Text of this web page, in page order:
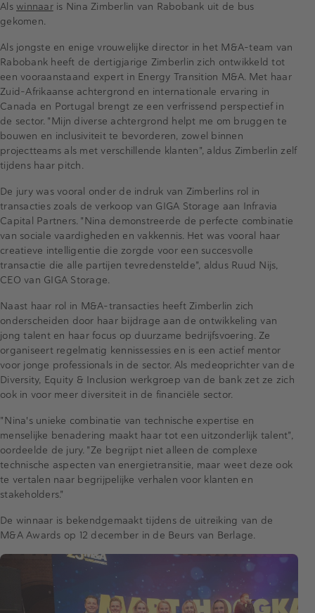
Als winnaaris Nina Zimberlin van Rabobank uit de bus
gekomen.
Als jongste en enige vrouwelijke director in het M&A-team van
Rabobank heeft de dertigjarige Zimberlin zich ontwikkeld tot
een vooraanstaand expert in Energy Transition M&A. Met haar
Zuid-Afrikaanse achtergrond en internationale ervaring in
Canada en Portugal brengt ze een verfrissend perspectief in
de sector. "Mijn diverse achtergrond helpt me om bruggen te
bouwen en inclusiviteit te bevorderen, zowel binnen
projectteams als met verschillende klanten", aldus Zimberlin zelf
tijdens haar pitch.
De jury was vooral onder de indruk van Zimberlins rol in
transacties zoals de verkoop van GIGA Storage aan Infravia
Capital Partners. "Nina demonstreerde de perfecte combinatie
van sociale vaardigheden en vakkennis. Het was vooral haar
creatieve intelligentie die zorgde voor een succesvolle
transactie die alle partijen tevredenstelde", aldus Ruud Nijs,
CEO van GIGA Storage.
Naast haar rol in M&A-transacties heeft Zimberlin zich
onderscheiden door haar bijdrage aan de ontwikkeling van
jong talent en haar focus op duurzame bedrijfsvoering. Ze
organiseert regelmatig kennissessies en is een actief mentor
voor jonge professionals in de sector. Als medeoprichter van de
Diversity, Equity & Inclusion werkgroep van de bank zet ze zich
ook in voor meer diversiteit in de financiële sector.
"Nina's unieke combinatie van technische expertise en
menselijke benadering maakt haar tot een uitzonderlijk talent",
oordeelde de jury. "Ze begrijpt niet alleen de complexe
technische aspecten van energietransitie, maar weet deze ook
te vertalen naar begrijpelijke verhalen voor klanten en
stakeholders."
De winnaar is bekendgemaakt tijdens de uitreiking van de
M&A Awards op 12 december in de Beurs van Berlage.